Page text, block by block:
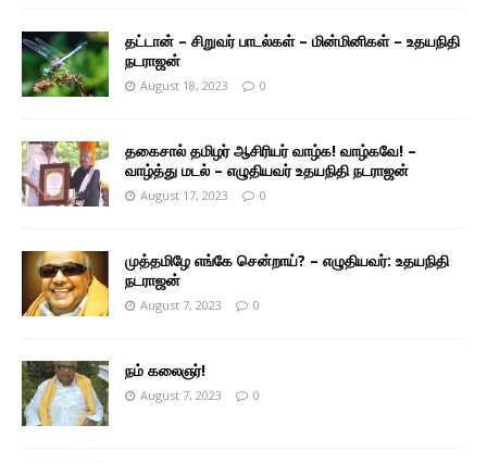
தட்டான் – சிறுவர் பாடல்கள் – மின்மினிகள் – உதயநிதி
நடராஜன்
August 18, 2023 0
தகைசால் தமிழர் ஆசிரியர் வாழ்க! வாழ்கவே! –
வாழ்த்து மடல் – எழுதியவர் உதயநிதி நடராஜன்
August 17, 2023 0
முத்தமிழே எங்கே சென்றாய்? – எழுதியவர்: உதயநிதி
நடராஜன்
August 7, 2023 0
நம் கலைஞர்!
August 7, 2023 0